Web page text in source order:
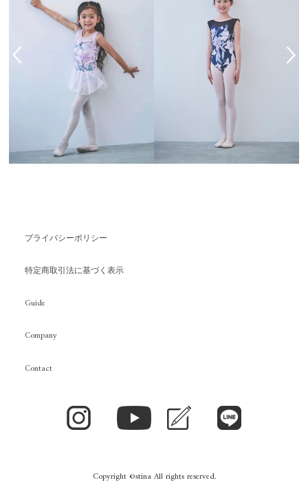
プライバシーポリシー
特定商取引法に基づく表示
Guide
Company
Contact
Copyright ©stina All rights reserved.